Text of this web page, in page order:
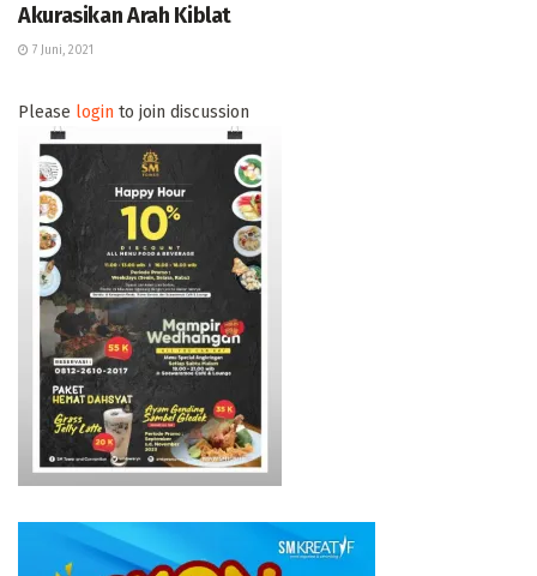
Akurasikan Arah Kiblat
7 Juni, 2021
Please login to join discussion